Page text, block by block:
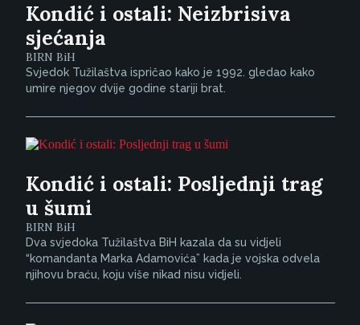
Kondić i ostali: Neizbrisiva
sjećanja
BIRN BiH
Svjedok Tužilaštva ispričao kako je 1992. gledao kako
umire njegov dvije godine stariji brat.
Kondić i ostali: Posljednji trag
u šumi
BIRN BiH
Dva svjedoka Tužilaštva BiH kazala da su vidjeli
“komandanta Marka Adamovića” kada je vojska odvela
njihovu braću, koju više nikad nisu vidjeli.